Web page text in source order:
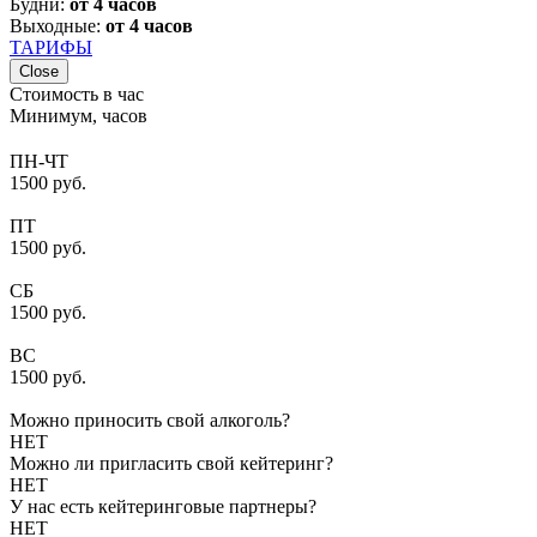
Будни: от 4 часов
Выходные: от 4 часов
ТАРИФЫ
Close
Стоимость в час
Минимум, часов
ПН-ЧТ
1500 руб.
ПТ
1500 руб.
СБ
1500 руб.
ВС
1500 руб.
Можно приносить свой алкоголь?
НЕТ
Можно ли пригласить свой кейтеринг?
НЕТ
У нас есть кейтеринговые партнеры?
НЕТ